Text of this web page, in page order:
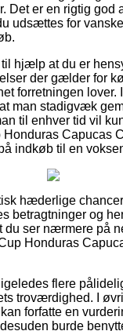
Det er en rigtig god
udsættes for
hjælp at du er
der gælder for
forretningen lover.
man stadigvæk
til enhver tid vil
Honduras Capucas
indkøb til en
hæderlige
betragtninger og
du ser nærmere på
Honduras
flere
troværdighed. I
forfatte en
burde